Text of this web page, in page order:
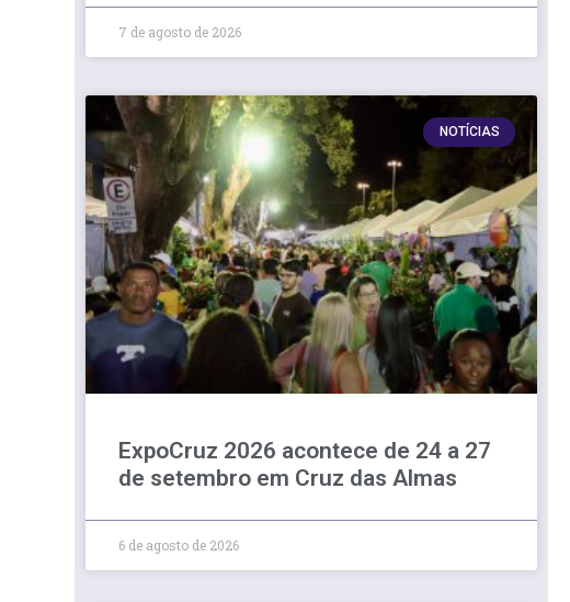
7 de agosto de 2026
NOTÍCIAS
ExpoCruz 2026 acontece de 24 a 27
de setembro em Cruz das Almas
6 de agosto de 2026